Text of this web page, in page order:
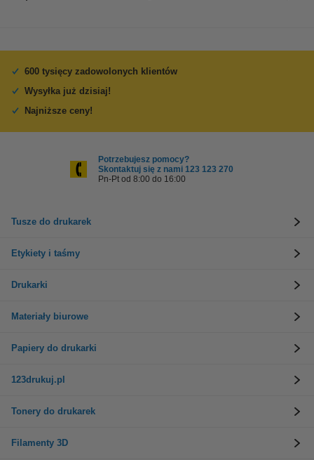
600 tysięcy zadowolonych klientów
Wysyłka już dzisiaj!
Najniższe ceny!
Potrzebujesz pomocy?
Skontaktuj się z nami 123 123 270
Pn-Pt od 8:00 do 16:00
Tusze do drukarek
Etykiety i taśmy
Drukarki
Materiały biurowe
Papiery do drukarki
123drukuj.pl
Tonery do drukarek
Filamenty 3D